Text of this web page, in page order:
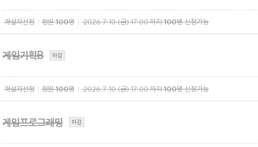
개설자선정 정원100명 2026.7.10(금)17:00까지100명 신청가능
게임기획B 마감
개설자선정 정원100명 2026.7.10(금)17:00까지100명 신청가능
게임프로그래밍 마감